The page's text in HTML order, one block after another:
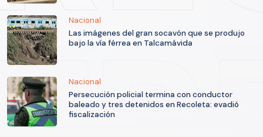
Nacional
Las imágenes del gran socavón que se produjo
bajo la vía férrea en Talcamávida
Nacional
Persecución policial termina con conductor
baleado y tres detenidos en Recoleta: evadió
fiscalización